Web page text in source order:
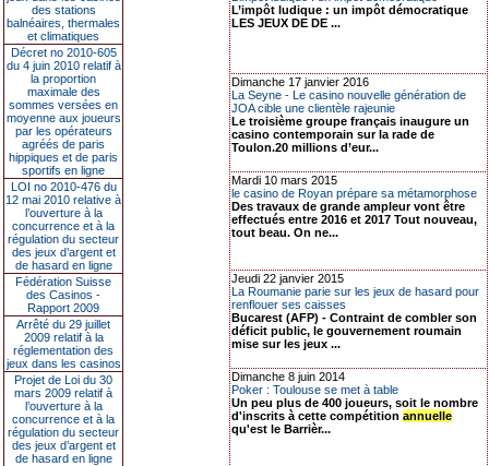
des stations
balnéaires, thermales
et climatiques
Décret no 2010-605
du 4 juin 2010 relatif à
la proportion
maximale des
sommes versées en
moyenne aux joueurs
par les opérateurs
agréés de paris
hippiques et de paris
sportifs en ligne
LOI no 2010-476 du
12 mai 2010 relative à
l’ouverture à la
concurrence et à la
régulation du secteur
des jeux d’argent et
de hasard en ligne
Fédération Suisse
des Casinos -
Rapport 2009
Arrêté du 29 juillet
2009 relatif à la
réglementation des
jeux dans les casinos
Projet de Loi du 30
mars 2009 relatif à
l’ouverture à la
concurrence et à la
régulation du secteur
des jeux d’argent et
de hasard en ligne
L’impôt ludique : un impôt démocratique
LES JEUX DE DE ...
Dimanche 17 janvier 2016
La Seyne - Le casino nouvelle génération de
JOA cible une clientèle rajeunie
Le troisième groupe français inaugure un
casino contemporain sur la rade de
Toulon.20 millions d’eur...
Mardi 10 mars 2015
le casino de Royan prépare sa métamorphose
Des travaux de grande ampleur vont être
effectués entre 2016 et 2017 Tout nouveau,
tout beau. On ne...
Jeudi 22 janvier 2015
La Roumanie parie sur les jeux de hasard pour
renflouer ses caisses
Bucarest (AFP) - Contraint de combler son
déficit public, le gouvernement roumain
mise sur les jeux ...
Dimanche 8 juin 2014
Poker : Toulouse se met à table
Un peu plus de 400 joueurs, soit le nombre
d'inscrits à cette compétition annuelle
qu'est le Barrièr...